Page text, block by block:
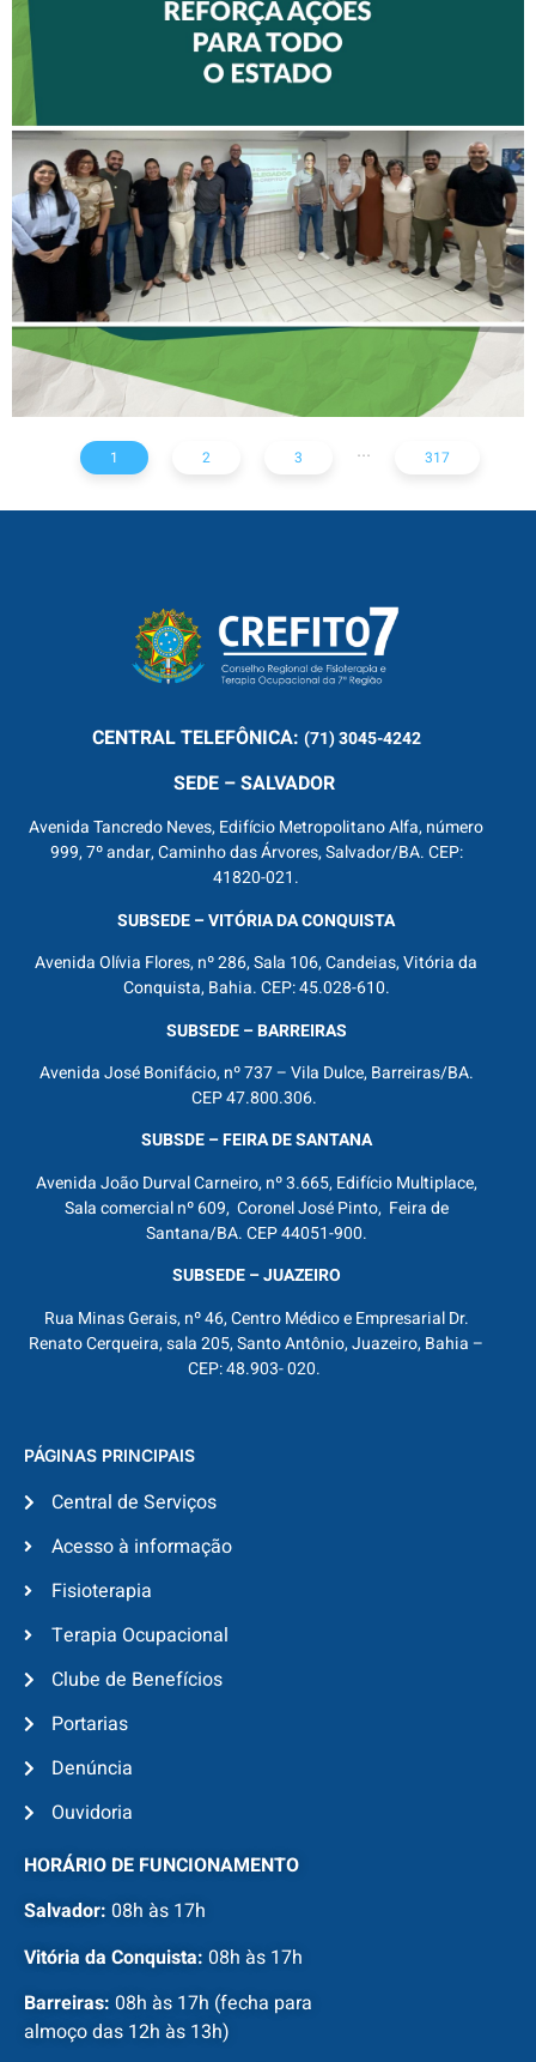
DELEGADOS REFORÇA
AÇÕES PARA TODO O
ESTADO
1 2 3 ... 317
CENTRALTELEFÔNICA: (71) 3045-4242
SEDE – SALVADOR
Avenida Tancredo Neves, Edifício Metropolitano Alfa, número
999, 7º andar, Caminho das Árvores, Salvador/BA. CEP:
41820-021.
SUBSEDE – VITÓRIA DA CONQUISTA
Avenida Olívia Flores, nº 286, Sala 106, Candeias, Vitória da
Conquista, Bahia. CEP: 45.028-610.
SUBSEDE – BARREIRAS
Avenida José Bonifácio, nº 737 – Vila Dulce, Barreiras/BA.
CEP 47.800.306.
SUBSDE – FEIRA DE SANTANA
Avenida João Durval Carneiro, nº 3.665, Edifício Multiplace,
Sala comercial nº 609, Coronel José Pinto, Feira de
Santana/BA. CEP 44051-900.
SUBSEDE – JUAZEIRO
Rua Minas Gerais, nº 46, Centro Médico e Empresarial Dr.
Renato Cerqueira, sala 205, Santo Antônio, Juazeiro, Bahia –
CEP: 48.903- 020.
PÁGINAS PRINCIPAIS
Central de Serviços
Acesso à informação
Fisioterapia
Terapia Ocupacional
Clube de Benefícios
Portarias
Denúncia
Ouvidoria
HORÁRIO DE FUNCIONAMENTO
Salvador: 08h às 17h
Vitória da Conquista: 08h às 17h
Barreiras: 08h às 17h (fecha para
almoço das 12h às 13h)